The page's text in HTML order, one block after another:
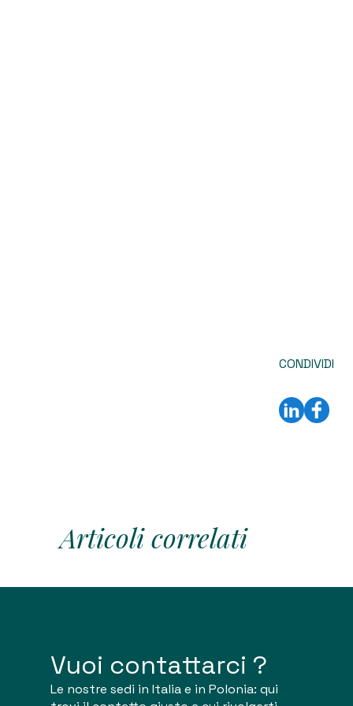
CONDIVIDI
Articoli correlati
Vuoi contattarci ?
Le nostre sedi in Italia e in Polonia: qui